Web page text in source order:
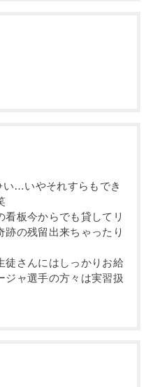
い…いやそれすらもでき
板今からでも貸してリ
跡の残留出来ちゃったり
徒さんにはしっかりお給
ジャ選手の方々は実習扱